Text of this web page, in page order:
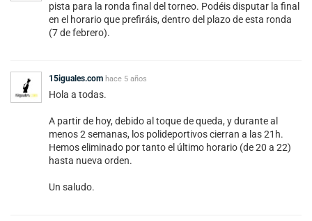
pista para la ronda final del torneo. Podéis disputar la final
en el horario que prefiráis, dentro del plazo de esta ronda
(7 de febrero).
15iguales.com hace 5 años
Hola a todas.
A partir de hoy, debido al toque de queda, y durante al
menos 2 semanas, los polideportivos cierran a las 21h.
Hemos eliminado por tanto el último horario (de 20 a 22)
hasta nueva orden.
Un saludo.